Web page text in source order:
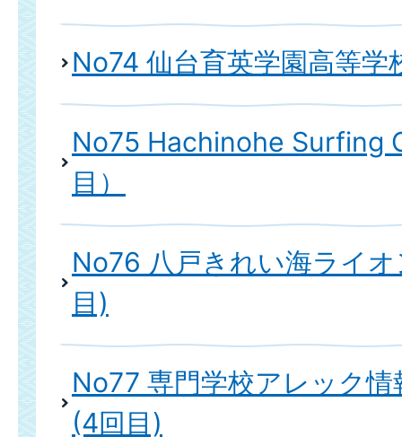
No74 仙台育英学園高等学
No75 Hachinohe Surfing
目）
No76 八戸きれい海ライ
目)
No77 専門学校アレック
(4回目)